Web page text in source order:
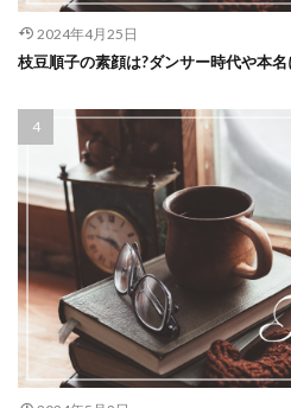
2024年4月25日
枝豆順子の素顔は?ダンサー時代や本